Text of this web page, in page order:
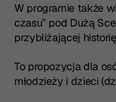
W programie także
czasu” pod Dużą
przybliżającej
To propozycja dla
młodzieży i dzieci